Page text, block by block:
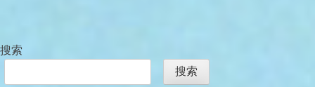
搜索
搜索